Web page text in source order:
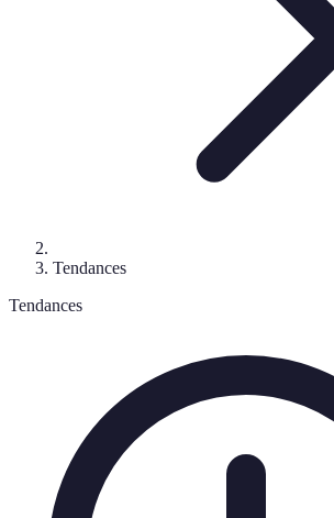
Tendances
Tendances